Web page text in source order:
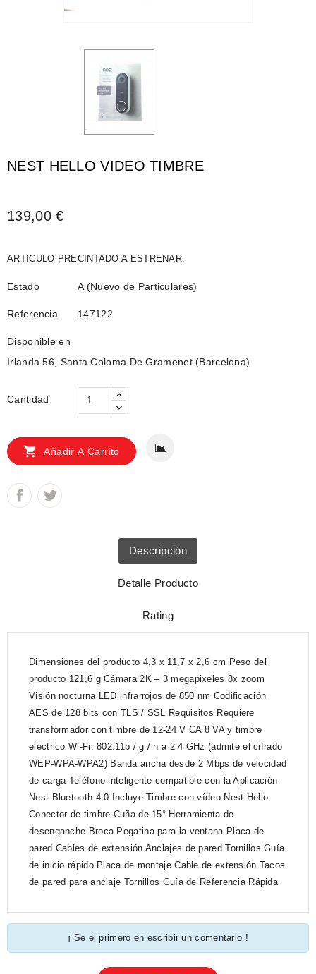
NEST HELLO VIDEO TIMBRE
139,00 €
ARTICULO PRECINTADO A ESTRENAR.
Estado A (Nuevo de Particulares)
Referencia 147122
Disponible en
Irlanda 56, Santa Coloma De Gramenet (Barcelona)
Cantidad
 Añadir A Carrito
Descripción
Detalle Producto
Rating
Dimensiones del producto 4,3 x 11,7 x 2,6 cm Peso del
producto 121,6 g Cámara 2K – 3 megapixeles 8x zoom
Visión nocturna LED infrarrojos de 850 nm Codificación
AES de 128 bits con TLS / SSL Requisitos Requiere
transformador con timbre de 12-24 V CA 8 VA y timbre
eléctrico Wi-Fi: 802.11b / g / n a 2 4 GHz (admite el cifrado
WEP-WPA-WPA2) Banda ancha desde 2 Mbps de velocidad
de carga Teléfono inteligente compatible con la Aplicación
Nest Bluetooth 4.0 Incluye Timbre con vídeo Nest Hello
Conector de timbre Cuña de 15° Herramienta de
desenganche Broca Pegatina para la ventana Placa de
pared Cables de extensión Anclajes de pared Tornillos Guía
de inicio rápido Placa de montaje Cable de extensión Tacos
de pared para anclaje Tornillos Guía de Referencia Rápida
¡ Se el primero en escribir un comentario !